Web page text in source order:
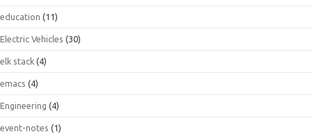
education (11)
Electric Vehicles (30)
elk stack (4)
emacs (4)
Engineering (4)
event-notes (1)